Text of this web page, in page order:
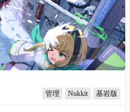
管理 Nukkit 基岩版